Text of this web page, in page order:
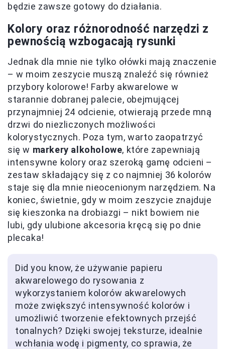
będzie zawsze gotowy do działania.
Kolory oraz różnorodność narzędzi z
pewnością wzbogacają rysunki
Jednak dla mnie nie tylko ołówki mają znaczenie
– w moim zeszycie muszą znaleźć się również
przybory kolorowe! Farby akwarelowe w
starannie dobranej palecie, obejmującej
przynajmniej 24 odcienie, otwierają przede mną
drzwi do niezliczonych możliwości
kolorystycznych. Poza tym, warto zaopatrzyć
się w markery alkoholowe, które zapewniają
intensywne kolory oraz szeroką gamę odcieni –
zestaw składający się z co najmniej 36 kolorów
staje się dla mnie nieocenionym narzędziem. Na
koniec, świetnie, gdy w moim zeszycie znajduje
się kieszonka na drobiazgi – nikt bowiem nie
lubi, gdy ulubione akcesoria kręcą się po dnie
plecaka!
Did you know, że używanie papieru
akwarelowego do rysowania z
wykorzystaniem kolorów akwarelowych
może zwiększyć intensywność kolorów i
umożliwić tworzenie efektownych przejść
tonalnych? Dzięki swojej teksturze, idealnie
wchłania wodę i pigmenty, co sprawia, że